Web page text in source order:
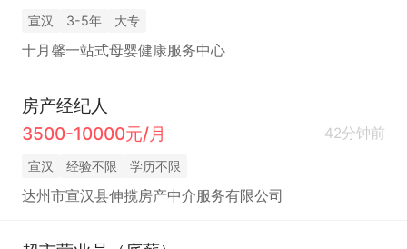
宣汉 3-5年 大专
十月馨一站式母婴健康服务中心
房产经纪人
3500-10000元/月
42分钟前
宣汉 经验不限 学历不限
达州市宣汉县伸揽房产中介服务有限公司